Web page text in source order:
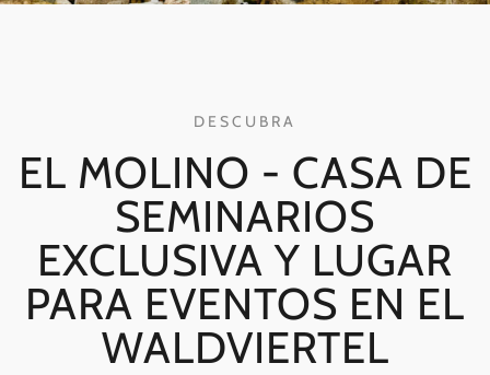
DESCUBRA
EL MOLINO - CASA DE
SEMINARIOS
EXCLUSIVA Y LUGAR
PARA EVENTOS EN EL
WALDVIERTEL